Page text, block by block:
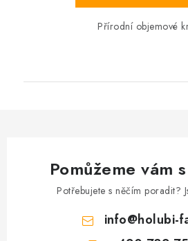
Přírodní objemové
Pomůžeme vám
Potřebujete s něčím poradit?
info@holubi-